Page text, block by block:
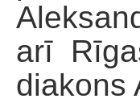
arī
diakons